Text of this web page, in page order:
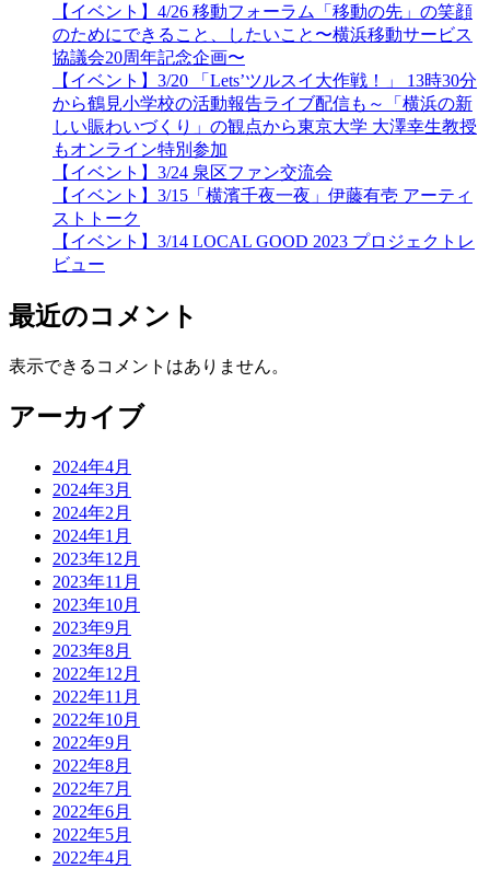
【イベント】4/26 移動フォーラム「移動の先」の笑顔
のためにできること、したいこと〜横浜移動サービス
協議会20周年記念企画〜
【イベント】3/20 「Lets’ツルスイ大作戦！」 13時30分
から鶴見小学校の活動報告ライブ配信も～「横浜の新
しい賑わいづくり」の観点から東京大学 大澤幸生教授
もオンライン特別参加
【イベント】3/24 泉区ファン交流会
【イベント】3/15「横濱千夜一夜」伊藤有壱 アーティ
ストトーク
【イベント】3/14 LOCAL GOOD 2023 プロジェクトレ
ビュー
最近のコメント
表示できるコメントはありません。
アーカイブ
2024年4月
2024年3月
2024年2月
2024年1月
2023年12月
2023年11月
2023年10月
2023年9月
2023年8月
2022年12月
2022年11月
2022年10月
2022年9月
2022年8月
2022年7月
2022年6月
2022年5月
2022年4月